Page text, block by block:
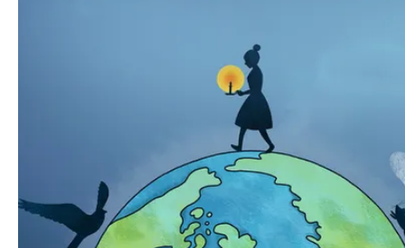
Laurence Morisot
raconte, avec l’aide indispensable
des petits et grands spectateurs,
des contes d’ici et d’ailleurs.
Les contes originaires de différents pays sensibilisent
les enfants aux diverses cultures et influences que le
monde nous offre. Les contes d’Afrique n’auront